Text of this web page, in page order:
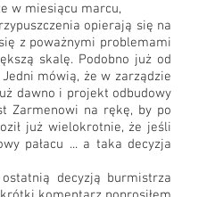
w miesiącu marcu,
opierają się na
z poważnymi problemami
skalę. Podobno już od
mówią, że w zarządzie
dawno i projekt odbudowy
Zarmenowi na rękę, by po
już wielokrotnie, że jeśli
pałacu ... a taka decyzja
decyzją burmistrza